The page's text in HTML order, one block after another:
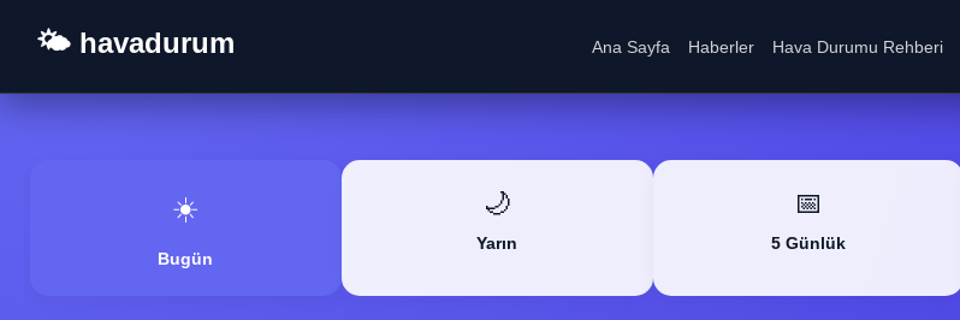
🌤️ havadurum Ana Sayfa Haberler Hava Durumu Rehberi
☀️
Bugün
🌙
Yarın
📅
5 Günlük